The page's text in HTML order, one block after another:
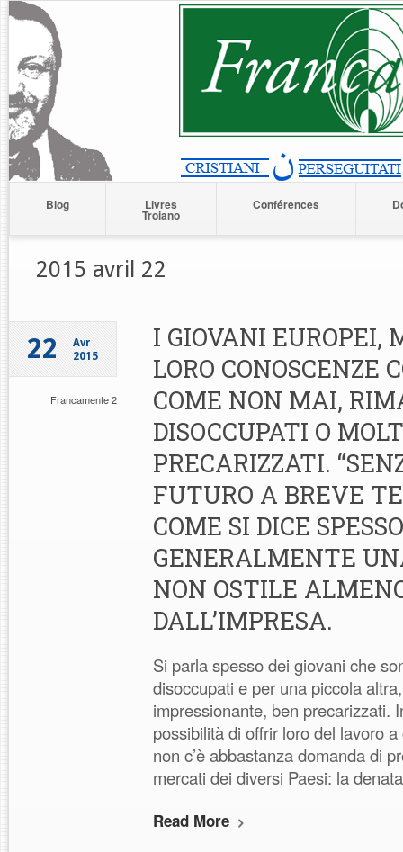
Blog Livres
Troiano
Conférences
2015 avril 22
22
Avr
2015
Francamente 2
I GIOVANI EUROPEI,
LORO CONOSCENZE
COME NON MAI,
DISOCCUPATI O
PRECARIZZATI.
FUTURO A BREVE
COME SI DICE
GENERALMENTE
NON OSTILE
DALL’IMPRESA.
Si parla spesso dei giovani che
disoccupati e per una piccola
impressionante, ben precarizzati.
possibilità di offrir loro del lavoro
non c’è abbastanza domanda di
mercati dei diversi Paesi: la
Read More